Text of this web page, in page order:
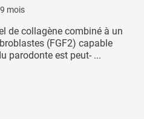
mois
de collagène combiné à un
(FGF2) capable
parodonte est peut- ...